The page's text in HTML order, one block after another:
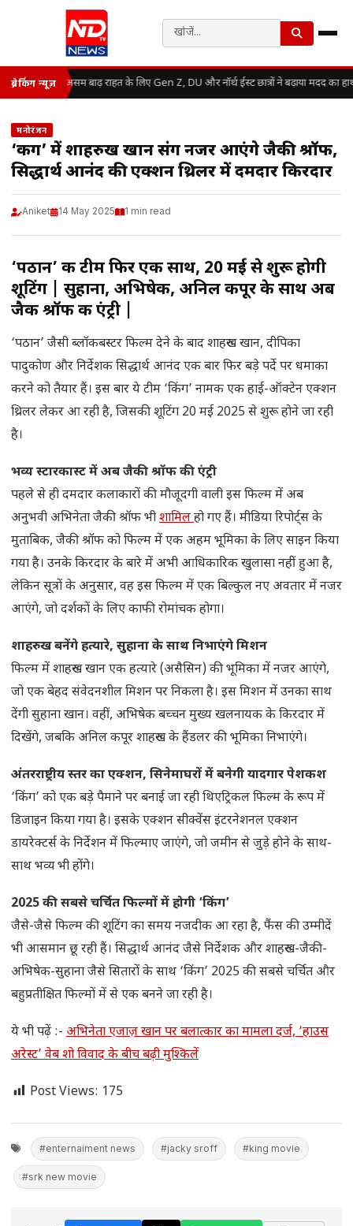
ब्रेकिंग न्यूज़ असम बाढ़ राहत के लिए Gen Z, DU और नॉर्थ ईस्ट छात्रों ने बढ़ाया मदद का
मनोरंजन
‘किंग’ में शाहरुख खान संग नजर आएंगे जैकी श्रॉफ,
सिद्धार्थ आनंद की एक्शन थ्रिलर में दमदार किरदार
Aniket 14 May 2025 1 min read
‘पठान’ की टीम फिर एक साथ, 20 मई से शुरू होगी
शूटिंग | सुहाना, अभिषेक, अनिल कपूर के साथ अब
जैकी श्रॉफ की एंट्री |
‘पठान’ जैसी ब्लॉकबस्टर फिल्म देने के बाद शाहरुख खान, दीपिका
पादुकोण और निर्देशक सिद्धार्थ आनंद एक बार फिर बड़े पर्दे पर धमाका
करने को तैयार हैं। इस बार ये टीम ‘किंग’ नामक एक हाई-ऑक्टेन एक्शन
थ्रिलर लेकर आ रही है, जिसकी शूटिंग 20 मई 2025 से शुरू होने जा रही
है।
भव्य स्टारकास्ट में अब जैकी श्रॉफ की एंट्री
पहले से ही दमदार कलाकारों की मौजूदगी वाली इस फिल्म में अब
अनुभवी अभिनेता जैकी श्रॉफ भीशामिलहो गए हैं। मीडिया रिपोर्ट्स के
मुताबिक, जैकी श्रॉफ को फिल्म में एक अहम भूमिका के लिए साइन किया
गया है। उनके किरदार के बारे में अभी आधिकारिक खुलासा नहीं हुआ है,
लेकिन सूत्रों के अनुसार, वह इस फिल्म में एक बिल्कुल नए अवतार में नजर
आएंगे, जो दर्शकों के लिए काफी रोमांचक होगा।
शाहरुख बनेंगे हत्यारे, सुहाना के साथ निभाएंगे मिशन
फिल्म में शाहरुख खान एक हत्यारे (असैसिन) की भूमिका में नजर आएंगे,
जो एक बेहद संवेदनशील मिशन पर निकला है। इस मिशन में उनका साथ
देंगी सुहाना खान। वहीं, अभिषेक बच्चन मुख्य खलनायक के किरदार में
दिखेंगे, जबकि अनिल कपूर शाहरुख के हैंडलर की भूमिका निभाएंगे।
अंतरराष्ट्रीय स्तर का एक्शन, सिनेमाघरों में बनेगी यादगार पेशकश
‘किंग’ को एक बड़े पैमाने पर बनाई जा रही थिएट्रिकल फिल्म के रूप में
डिजाइन किया गया है। इसके एक्शन सीक्वेंस इंटरनेशनल एक्शन
डायरेक्टर्स के निर्देशन में फिल्माए जाएंगे, जो जमीन से जुड़े होने के साथ-
साथ भव्य भी होंगे।
2025 की सबसे चर्चित फिल्मों में होगी ‘किंग’
जैसे-जैसे फिल्म की शूटिंग का समय नजदीक आ रहा है, फैंस की उम्मीदें
भी आसमान छू रही हैं। सिद्धार्थ आनंद जैसे निर्देशक और शाहरुख-जैकी-
अभिषेक-सुहाना जैसे सितारों के साथ ‘किंग’ 2025 की सबसे चर्चित और
बहुप्रतीक्षित फिल्मों में से एक बनने जा रही है।
ये भी पढ़ें :- अभिनेता एजाज़ खान पर बलात्कार का मामला दर्ज, ‘हाउस
अरेस्ट’ वेब शो विवाद के बीच बढ़ी मुश्किलें
Post Views: 175
#enternaiment news #jacky sroff #king movie
#srk new movie